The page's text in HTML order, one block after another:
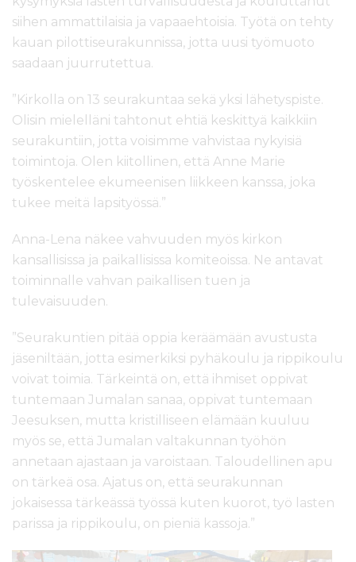
siihen ammattilaisia ja vapaaehtoisia. Työtä on tehty
kauan pilottiseurakunnissa, jotta uusi työmuoto
saadaan juurrutettua.
”Kirkolla on 13 seurakuntaa sekä yksi lähetyspiste.
Olisin mielelläni tahtonut ehtiä keskittyä kaikkiin
seurakuntiin, jotta voisimme vahvistaa nykyisiä
toimintoja. Olen kiitollinen, että Anne Marie
työskentelee ekumeenisen liikkeen kanssa, joka
tukee meitä lapsityössä.”
Anna-Lena näkee vahvuuden myös kirkon
kansallisissa ja paikallisissa komiteoissa. Ne antavat
toiminnalle vahvan paikallisen tuen ja
tulevaisuuden.
”Seurakuntien pitää oppia keräämään avustusta
jäseniltään, jotta esimerkiksi pyhäkoulu ja rippikoulu
voivat toimia. Tärkeintä on, että ihmiset oppivat
tuntemaan Jumalan sanaa, oppivat tuntemaan
Jeesuksen, mutta kristilliseen elämään kuuluu
myös se, että Jumalan valtakunnan työhön
annetaan ajastaan ja varoistaan. Taloudellinen apu
on tärkeä osa. Ajatus on, että seurakunnan
jokaisessa tärkeässä työssä kuten kuorot, työ lasten
parissa ja rippikoulu, on pieniä kassoja.”